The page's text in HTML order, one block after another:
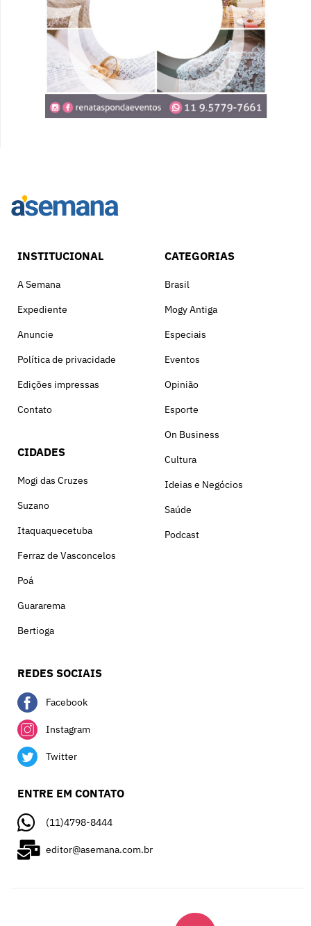
INSTITUCIONAL
A Semana
Expediente
Anuncie
Política de privacidade
Edições impressas
Contato
CIDADES
Mogi das Cruzes
Suzano
Itaquaquecetuba
Ferraz de Vasconcelos
Poá
Guararema
Bertioga
CATEGORIAS
Brasil
Mogy Antiga
Especiais
Eventos
Opinião
Esporte
On Business
Cultura
Ideias e Negócios
Saúde
Podcast
REDES SOCIAIS
Facebook
Instagram
Twitter
ENTRE EM CONTATO
(11)4798-8444
editor@asemana.com.br